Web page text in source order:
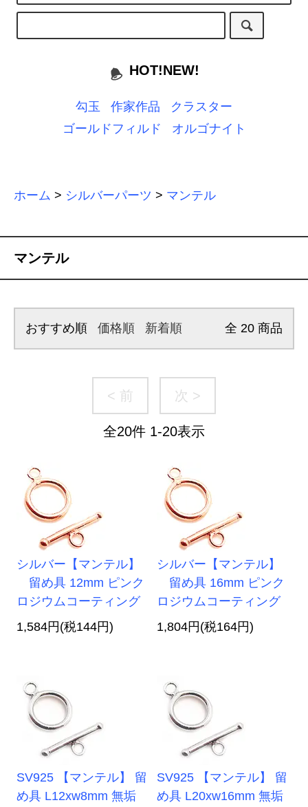
HOT!NEW!
勾玉 作家作品
クラスター
ゴールドフィルド
オルゴナイト
ホーム > シルバーパーツ > マンテル
マンテル
おすすめ順 価格順 新着順 全 20 商品
< 前 次 >
全20件 1-20表示
シルバー【マンテル】
留め具 12mm ピンク
ロジウムコーティング
1,584円(税144円)
シルバー【マンテル】
留め具 16mm ピンク
ロジウムコーティング
1,804円(税164円)
SV925 【マンテル】 留
め具 L12xw8mm 無垢
SV925 【マンテル】 留
め具 L20xw16mm 無垢